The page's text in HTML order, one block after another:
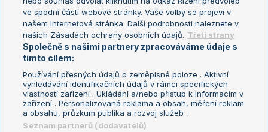
Fotbalové přestupy
Livesport Daily
LS Prague Open
Podmínky užití
Nastavení soukromí
GDPR a žurnalistika
Reklama
Kontakt
Informace o zpracování osobních
údajů
ve spodní části webové stránky. Vaše volby se projeví v
našem Internetová stránka. Další podrobnosti naleznete v
našich Zásadách ochrany osobních údajů. Třetí strany
Společně s našimi partnery zpracováváme údaje s
tímto cílem:
Používání přesných údajů o zeměpisné poloze . Aktivní
vyhledávání identifikačních údajů v rámci specifických
vlastností zařízení . Ukládání a/nebo přístup k informacím v
zařízení . Personalizovaná reklama a obsah, měření reklam
a obsahu, průzkum publika a rozvoj služeb .
Seznam partnerů (dodavatelů)